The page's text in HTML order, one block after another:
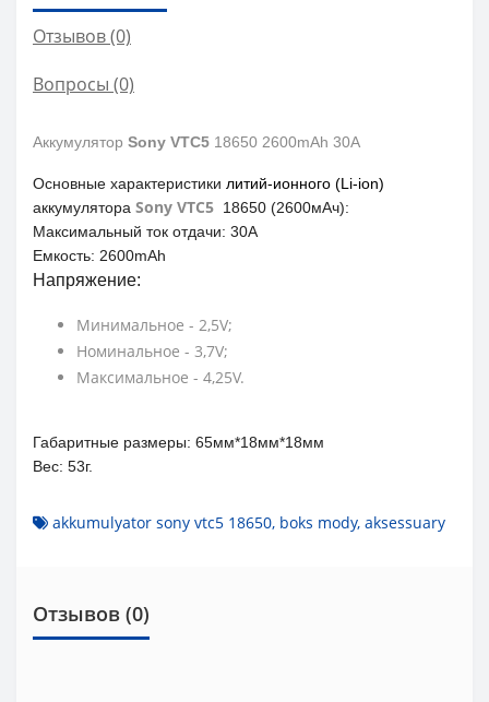
Отзывов (0)
Вопросы (0)
Аккумулятор Sony VTC5 18650 2600mAh 30А
Основные характеристики литий-ионного (Li-ion)
аккумулятора Sony VTC5 18650 (2600мАч):
Максимальный ток отдачи: 30А
Емкость: 2600mAh
Напряжение:
Минимальное - 2,5V;
Номинальное - 3,7V;
Максимальное - 4,25V.
Габаритные размеры: 65мм*18мм*18мм
Вес: 53г.
akkumulyator sony vtc5 18650, boks mody, aksessuary
Отзывов (0)